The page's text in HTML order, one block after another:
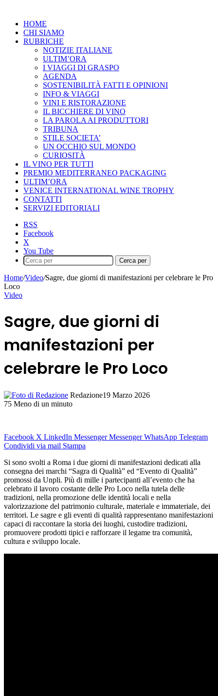
HOME
CHI SIAMO
RUBRICHE
NOTIZIE ITALIANE
ULTIM’ORA
I VIAGGI DI GRASPO
AGENDA
SOSTENIBILITÀ FATTI E OPINIONI
INFO & VIAGGI
VINI E RISTORAZIONE
IL BICCHIERE DI VINO
LA PAROLA AI PRODUTTORI
TRIBUNA
STILE SOCIETA’
UN OCCHIO SUL MONDO
CURIOSITÀ
IL VINO PER TUTTI
PREMIO MEDITERRANEO PACKAGING
ULTIM’ORA
VENICE INTERNATIONAL WINE TROPHY
CONTATTI
SERVIZI EDITORIALI
RSS
Facebook
X
You Tube
Cerca per
Home/Video/Sagre, due giorni di manifestazioni per celebrare le Pro
Loco
Video
Sagre, due giorni di
manifestazioni per
celebrare le Pro Loco
Redazione19 Marzo 2026
75 Meno di un minuto
Facebook X LinkedIn Messenger Messenger WhatsApp Telegram
Condividi via mail Stampa
Si sono svolti a Roma i due giorni di manifestazioni dedicati alla
consegna dei marchi “Sagra di Qualità” ed “Evento di Qualità”
promossi da Unpli. Più di mille i partecipanti all’evento che ha
celebrato il lavoro costante delle Pro Loco nella tutela delle
tradizioni, nella promozione delle identità locali e nella
valorizzazione del patrimonio culturale, materiale e immateriale, dei
territori. Le sagre e gli eventi di qualità rappresentano manifestazioni
capaci di raccontare la storia dei luoghi, custodire tradizioni,
promuovere prodotti tipici e rafforzare il legame tra comunità,
cultura e sviluppo locale.